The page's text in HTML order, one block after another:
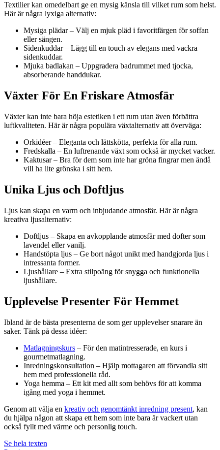
Textilier kan omedelbart ge en mysig känsla till vilket rum som helst.
Här är några lyxiga alternativ:
Mysiga plädar – Välj en mjuk pläd i favoritfärgen för soffan
eller sängen.
Sidenkuddar – Lägg till en touch av elegans med vackra
sidenkuddar.
Mjuka badlakan – Uppgradera badrummet med tjocka,
absorberande handdukar.
Växter För En Friskare Atmosfär
Växter kan inte bara höja estetiken i ett rum utan även förbättra
luftkvaliteten. Här är några populära växtalternativ att överväga:
Orkidéer – Eleganta och lättskötta, perfekta för alla rum.
Fredskalla – En luftrenande växt som också är mycket vacker.
Kaktusar – Bra för dem som inte har gröna fingrar men ändå
vill ha lite grönska i sitt hem.
Unika Ljus och Doftljus
Ljus kan skapa en varm och inbjudande atmosfär. Här är några
kreativa ljusalternativ:
Doftljus – Skapa en avkopplande atmosfär med dofter som
lavendel eller vanilj.
Handstöpta ljus – Ge bort något unikt med handgjorda ljus i
intressanta former.
Ljushållare – Extra stilpoäng för snygga och funktionella
ljushållare.
Upplevelse Presenter För Hemmet
Ibland är de bästa presenterna de som ger upplevelser snarare än
saker. Tänk på dessa idéer:
Matlagningskurs – För den matintresserade, en kurs i
gourmetmatlagning.
Inredningskonsultation – Hjälp mottagaren att förvandla sitt
hem med professionella råd.
Yoga hemma – Ett kit med allt som behövs för att komma
igång med yoga i hemmet.
Genom att välja en kreativ och genomtänkt inredning present, kan
du hjälpa någon att skapa ett hem som inte bara är vackert utan
också fyllt med värme och personlig touch.
Se hela texten